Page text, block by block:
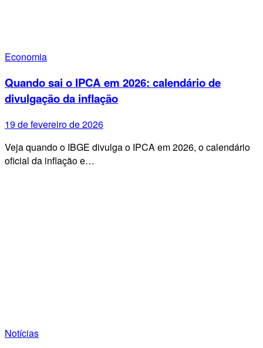
Economia
Quando sai o IPCA em 2026: calendário de
divulgação da inflação
19 de fevereiro de 2026
Veja quando o IBGE divulga o IPCA em 2026, o calendário
oficial da inflação e…
Notícias